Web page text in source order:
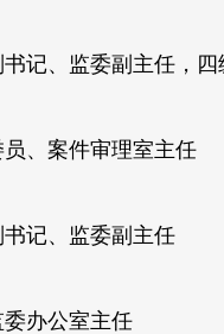
记、监委副主任，四
、案件审理室主任
记、监委副主任
办公室主任